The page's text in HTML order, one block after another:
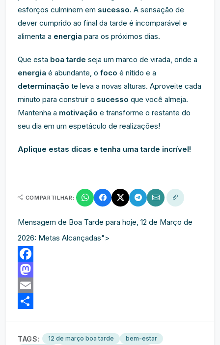
esforços culminem em sucesso. A sensação de
dever cumprido ao final da tarde é incomparável e
alimenta a energia para os próximos dias.
Que esta boa tarde seja um marco de virada, onde a
energia é abundante, o foco é nítido e a
determinação te leva a novas alturas. Aproveite cada
minuto para construir o sucesso que você almeja.
Mantenha a motivação e transforme o restante do
seu dia em um espetáculo de realizações!
Aplique estas dicas e tenha uma tarde incrível!
COMPARTILHAR:
Mensagem de Boa Tarde para hoje, 12 de Março de
2026: Metas Alcançadas">
Facebook
Mastodon
Email
TAGS: 12 de março boa tarde
bem-estar